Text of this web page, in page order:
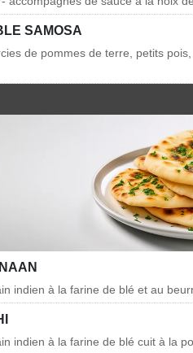
SAMOSA
de pommes de terre, petits
indien à la farine de blé et au
indien à la farine de blé cuit à la